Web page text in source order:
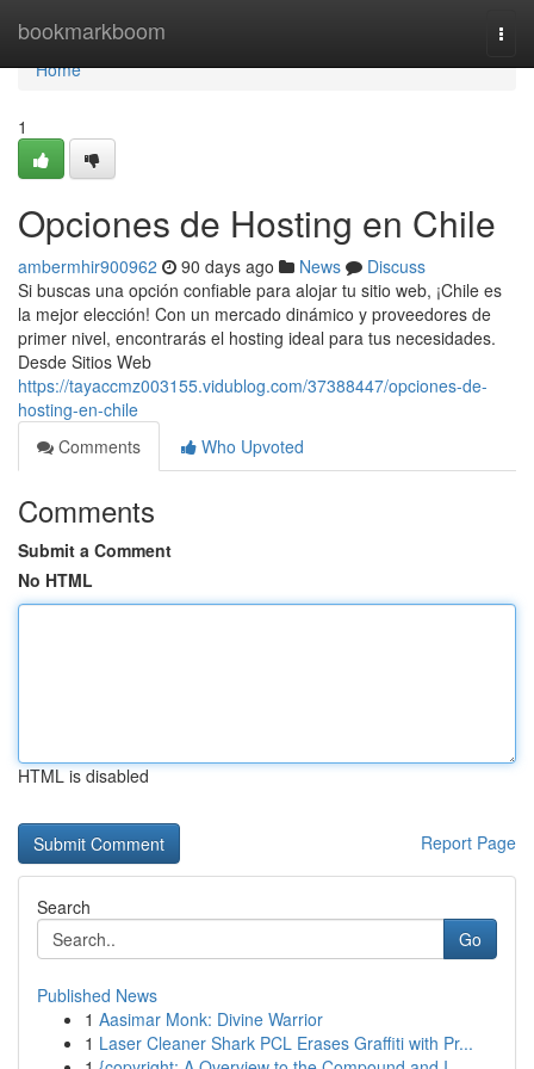
bookmarkboom
Home
Home
1
Opciones de Hosting en Chile
ambermhir900962 90 days ago News
Discuss
Si buscas una opción confiable para alojar tu sitio web, ¡Chile es
la mejor elección! Con un mercado dinámico y proveedores de
primer nivel, encontrarás el hosting ideal para tus necesidades.
Desde Sitios Web
https://tayaccmz003155.vidublog.com/37388447/opciones-de-
hosting-en-chile
Comments
Who Upvoted
Comments
Submit a Comment
No HTML
HTML is disabled
Report Page
Search
Go
Published News
1 Aasimar Monk: Divine Warrior
1 Laser Cleaner Shark PCL Erases Graffiti with Pr...